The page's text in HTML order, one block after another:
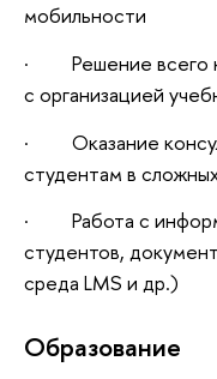
мобильности
· Решение всего
с организацией
· Оказание
студентам в
· Работа с
студентов,
среда LMS и др.)
Oбразование